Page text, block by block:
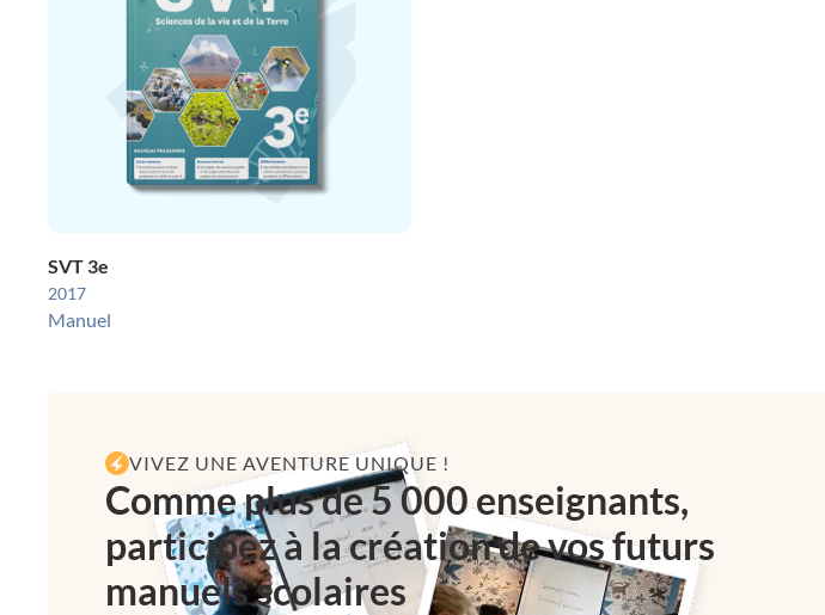
SVT 3e
2017
Manuel
VIVEZ UNE AVENTURE UNIQUE !
Comme plus de 5 000 enseignants,
participez à la création de vos futurs
manuels scolaires